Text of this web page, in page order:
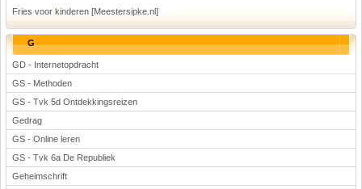
Fries voor kinderen [Meestersipke.nl]
G
GD - Internetopdracht
GS - Methoden
GS - Tvk 5d Ontdekkingsreizen
Gedrag
GS - Online leren
GS - Tvk 6a De Republiek
Geheimschrift